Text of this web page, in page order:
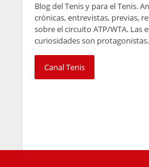
Blog del Tenis y para el Tenis.
crónicas, entrevistas, previas,
sobre el circuito ATP/WTA. Las
curiosidades son protagonistas.
Canal Tenis